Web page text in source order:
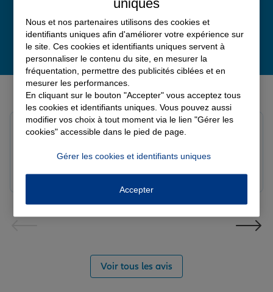
Derniers avis de nos agences Allianz
Bon suivi de mon sinistre, merci
Louis M.
Voir tous les avis
Nous et nos partenaires utilisons des cookies et
identifiants uniques afin d'améliorer votre expérience sur
le site. Ces cookies et identifiants uniques servent à
personnaliser le contenu du site, en mesurer la
fréquentation, permettre des publicités ciblées et en
mesurer les performances.
En cliquant sur le bouton "Accepter" vous acceptez tous
les cookies et identifiants uniques. Vous pouvez aussi
modifier vos choix à tout moment via le lien "Gérer les
cookies" accessible dans le pied de page.
Gérer les cookies et identifiants uniques
Accepter